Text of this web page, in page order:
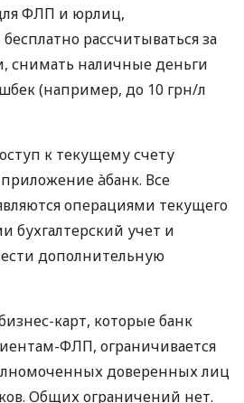
ФЛП и юрлиц,
рассчитываться за
снимать наличные деньги
(например, до 10 грн/л
к текущему счету
àбанк. Все
операциями текущего
бухгалтерский учет и
дополнительную
карт, которые банк
ФЛП, ограничивается
доверенных лиц
Общих ограничений нет.